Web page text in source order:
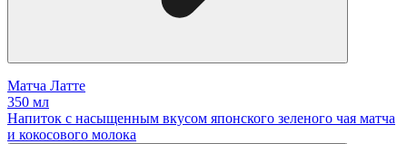
Матча Латте
350 мл
Напиток с насыщенным вкусом японского зеленого чая матча
и кокосового молока